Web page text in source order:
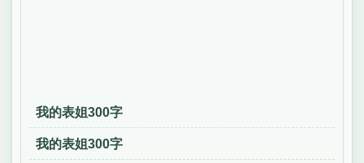
我的表姐300字
我的表姐300字